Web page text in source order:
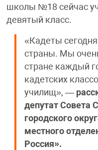
школы №18 сейчас
девятый класс.
«Кадеты
страны. Мы
стране каждый
кадетских
училищ», —
депутат Совета
городского
местного
Россия».